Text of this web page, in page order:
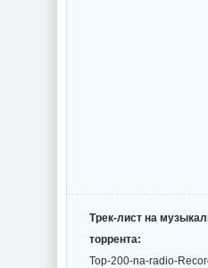
Трек-лист на
торрента:
Top-200-na-radio-